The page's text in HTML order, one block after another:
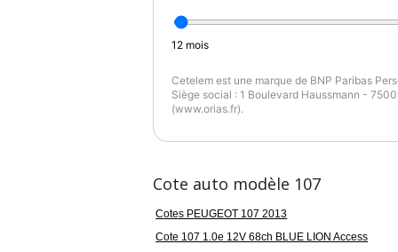
12 mois
Cetelem est une marque de BNP Paribas
Siège social : 1 Boulevard Haussmann -
(www.orias.fr).
Cote auto modèle 107
Cotes PEUGEOT 107 2013
Cote 107 1.0e 12V 68ch BLUE LION Access